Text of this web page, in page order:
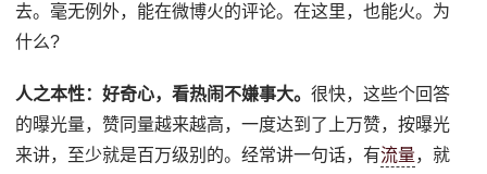
去。毫无例外，能在微博火的评论。在这里，也能火。为
什么?
人之本性：好奇心，看热闹不嫌事大。很快，这些个回答
的曝光量，赞同量越来越高，一度达到了上万赞，按曝光
来讲，至少就是百万级别的。经常讲一句话，有流量，就